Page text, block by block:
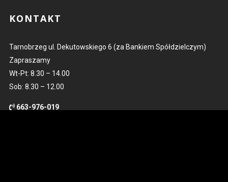
KONTAKT
Tarnobrzeg ul. Dekutowskiego 6 (za Bankiem Spółdzielczym)
Zapraszamy
Wt-Pt: 8.30 – 14.00
Sob: 8.30 – 12.00
663-976-019